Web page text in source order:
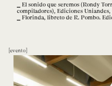
El sonido que seremos (Rondy
compiladores), Ediciones
Florinda, libreto de R. Pombo.
evento